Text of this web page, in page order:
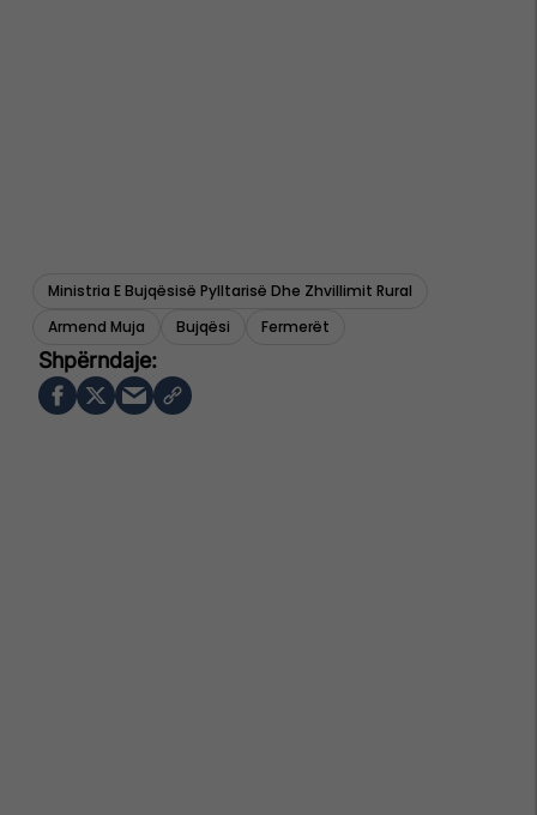
Ministria E Bujqësisë Pylltarisë Dhe Zhvillimit Rural
Armend Muja
Bujqësi Fermerët